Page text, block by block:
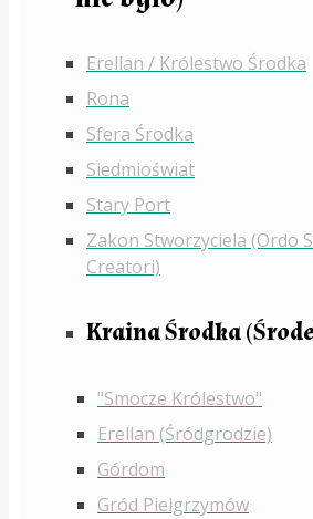
Erellan / Królestwo Środka
Rona
Sfera Środka
Siedmioświat
Stary Port
Zakon Stworzyciela (Ordo
Creatori)
Kraina Środka
"Smocze Królestwo"
Erellan (Śródgrodzie)
Górdom
Gród Pielgrzymów